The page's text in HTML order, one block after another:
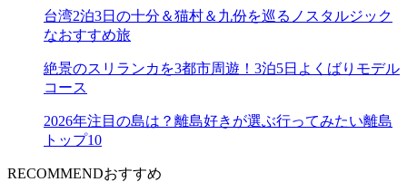
台湾2泊3日の十分＆猫村＆九份を巡るノスタルジック
なおすすめ旅
絶景のスリランカを3都市周遊！3泊5日よくばりモデル
コース
2026年注目の島は？離島好きが選ぶ行ってみたい離島
トップ10
RECOMMENDおすすめ